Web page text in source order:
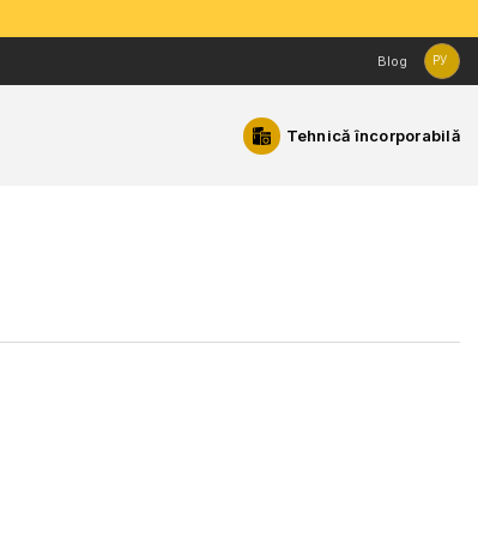
Blog РУ
Tehnică încorporabilă